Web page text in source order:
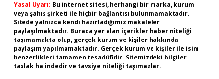
Yasal Uyarı: Bu internet sitesi, herhangi bir marka, kurum
veya şahıs şirketi ile hiçbir bağlantısı bulunmamaktadır.
Sitede yalnızca kendi hazırladığımız makaleler
paylaşılmaktadır. Burada yer alan içerikler haber niteliği
taşımamakta olup, gerçek kurum ve kişiler hakkında
paylaşım yapılmamaktadır. Gerçek kurum ve kişiler ile isim
benzerlikleri tamamen tesadüfidir. Sitemizdeki bilgiler
taslak halindedir ve tavsiye niteliği taşımazlar.